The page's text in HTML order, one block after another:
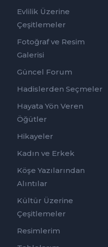
Evlilik Üzerine
Çeşitlemeler
Fotoğraf ve Resim
Galerisi
Güncel Forum
Hadislerden Seçmeler
Hayata Yön Veren
Öğütler
Hikayeler
Kadın ve Erkek
Köşe Yazılarından
Alıntılar
Kültür Üzerine
Çeşitlemeler
Resimlerim